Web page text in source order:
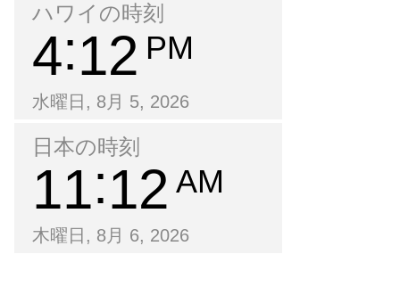
ハワイの時刻
4 12 PM
水曜日, 8月 5, 2026
日本の時刻
11 12 AM
木曜日, 8月 6, 2026